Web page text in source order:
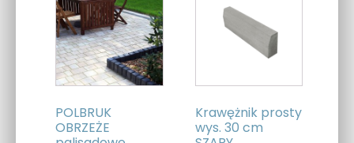
POLBRUK
OBRZEŻE
Krawężnik prosty
wys. 30 cm